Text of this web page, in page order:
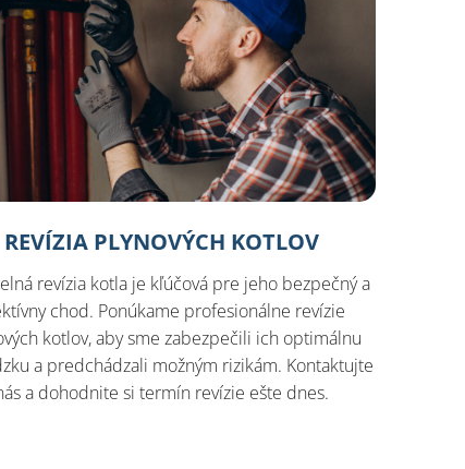
REVÍZIA PLYNOVÝCH KOTLOV
revízia kotla je kľúčová pre jeho bezpečný a
chod. Ponúkame profesionálne revízie
kotlov, aby sme zabezpečili ich optimálnu
a predchádzali možným rizikám. Kontaktujte
a dohodnite si termín revízie ešte dnes.